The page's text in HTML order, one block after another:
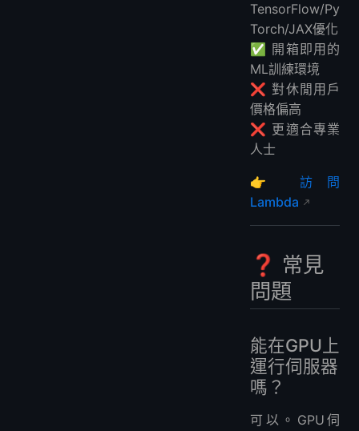
TensorFlow/Py
Torch/JAX優化
✅ 開箱即用的
ML訓練環境
❌ 對休閒用戶
價格偏高
❌ 更適合專業
人士
👉 訪問
Lambda
❓ 常見
問題
能在GPU上
運行伺服器
嗎？
可以。GPU伺